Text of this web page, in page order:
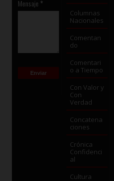
Mensaje *
Columnas
Nacionales
Comentan
do
Comentari
o a Tiempo
Con Valor y
Con
Verdad
Concatena
ciones
Crónica
Confidenci
al
Cultura